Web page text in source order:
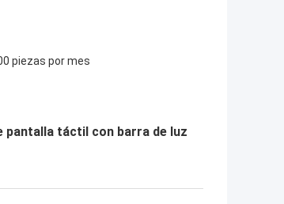
piezas por mes
pantalla táctil con barra de luz